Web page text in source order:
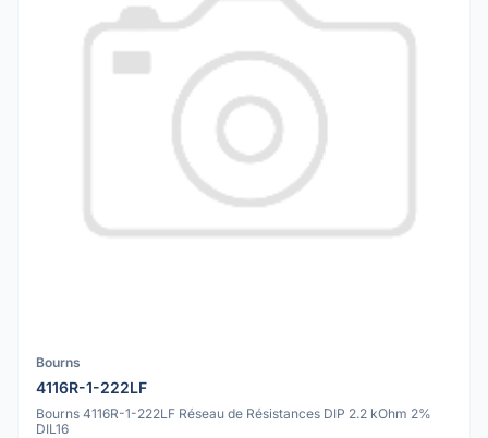
Bourns
4116R-1-222LF
Bourns 4116R-1-222LF Réseau de Résistances DIP 2.2 kOhm 2%
DIL16